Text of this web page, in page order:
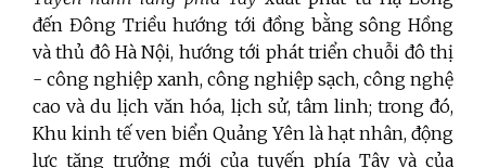
đến Đông Triều hướng tới đồng bằng sông Hồng
và thủ đô Hà Nội, hướng tới phát triển chuỗi đô thị
- công nghiệp xanh, công nghiệp sạch, công nghệ
cao và du lịch văn hóa, lịch sử, tâm linh; trong đó,
Khu kinh tế ven biển Quảng Yên là hạt nhân, động
lực tăng trưởng mới của tuyến phía Tây và của